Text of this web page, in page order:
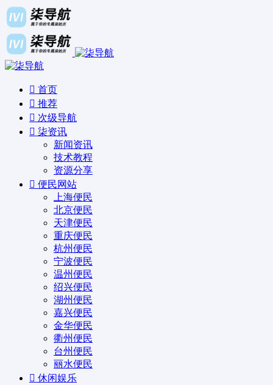
首页
推荐
次级导航
柒资讯
新闻资讯
技术教程
资源分享
便民网站
上海便民
北京便民
天津便民
重庆便民
杭州便民
宁波便民
温州便民
绍兴便民
湖州便民
嘉兴便民
金华便民
衢州便民
台州便民
丽水便民
休闲娱乐